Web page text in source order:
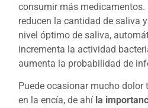
consumir más medicamentos.
reducen la cantidad de saliva
nivel óptimo de saliva,
incrementa la actividad
aumenta la probabilidad de
Puede ocasionar mucho dolor
en la encía, de ahí la